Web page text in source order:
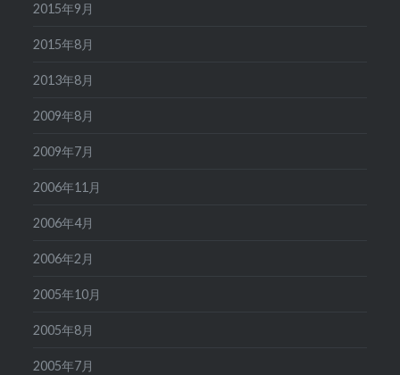
2015年9月
2015年8月
2013年8月
2009年8月
2009年7月
2006年11月
2006年4月
2006年2月
2005年10月
2005年8月
2005年7月